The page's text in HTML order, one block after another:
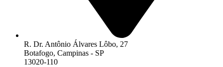
R. Dr. Antônio Álvares Lôbo, 27
Botafogo, Campinas - SP
13020-110